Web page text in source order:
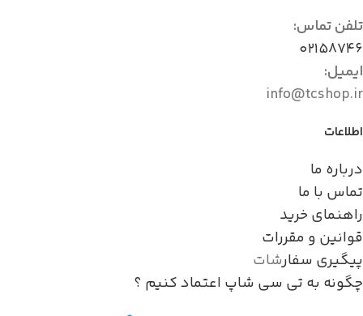
تلفن تماس:
۰۲۱۵۸۷۴۶
ایمیل:
info@tcshop.ir
اطلاعات
درباره ما
تماس با ما
راهنمای خرید
قوانین و مقررات
پیگیری سفارشات
چگونه به تی سی شاپ اعتماد کنیم ؟